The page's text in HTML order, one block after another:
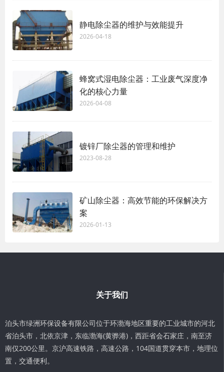
静电除尘器的维护与效能提升
2026-04-18
蜂窝式湿电除尘器：工业废气深度净
化的核心力量
2026-04-08
镀锌厂除尘器的管理和维护
2023-08-28
矿山除尘器：高效节能的环保解决方
案
2026-01-13
关于我们
泊头市绿洲环保设备有限公司位于环渤海地区重要的工业城市的河北
省泊头市，北依京津，东临渤海(黄骅港)，西距省会石家庄，南至济
南仅200公里。京沪高速铁路，高速公路，104国道贯穿本市，地理位
置，交通便利。